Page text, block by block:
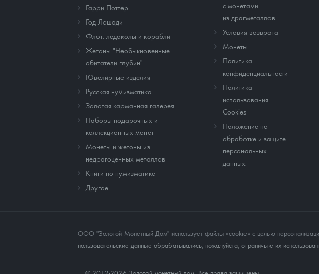
Гарри Поттер
Год Лошади
Флот: ледоколы и корабли
Жетоны "Необыкновенные
обитатели глубин"
Ювелирные изделия
Русская нумизматика
Золотая карманная галерея
Наборы подарочных и
коллекционных монет
Монеты и жетоны из
недрагоценных металлов
Книги по нумизматике
Другое
с монетами
из драгметаллов
Условия возврата
Монеты
Политика
конфиденциальности
Политика
использования
Cookies
Положение по
обработке и защите
персональных
данных
ООО "Золотой Монетный Дом" использует файлы «cookie» с целью
пользовательские данные обрабатывались, пожалуйста, ограничьте их